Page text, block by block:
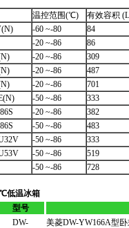
温控范围(℃) 有效容积
-60 ~-80 84
-20 ~-86 86
-20 ~-86 309
-20 ~-86 487
-20 ~-86 701
-50 ~-86 333
-20 ~-86 382
-50 ~-86 483
-50 ~-86 333
-50 ~-86 519
-50 ~-86 728
低温冰箱
型号
DW-
美菱DW-YW166A型